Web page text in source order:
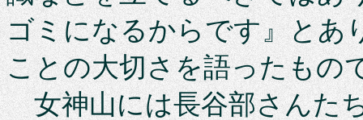
ゴミになるからです』とあ
ことの大切さを語ったも
女神山には長谷部さんた